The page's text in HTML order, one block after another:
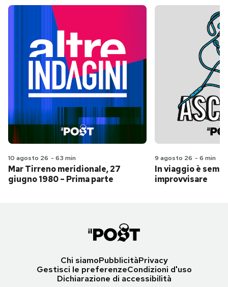
10 agosto 26 - 63 min
Mar Tirreno meridionale, 27
giugno 1980 – Prima parte
9 agosto 26 - 6 min
In viaggio è
improvvisare
Chi siamoPubblicitàPrivacy
Gestisci le preferenzeCondizioni d'uso
Dichiarazione di accessibilità